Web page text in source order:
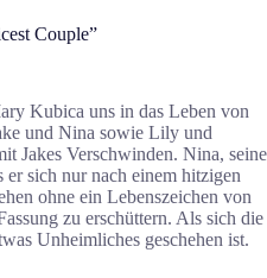
Couple”
Kubica uns in das Leben von
und Nina sowie Lily und
Jakes Verschwinden. Nina, seine
er sich nur nach einem hitzigen
ohne ein Lebenszeichen von
zu erschüttern. Als sich die
Unheimliches geschehen ist.